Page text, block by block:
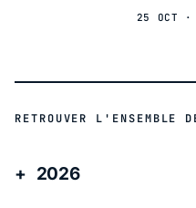
25 OCT ·
RETROUVER L'ENSEMBLE
2026